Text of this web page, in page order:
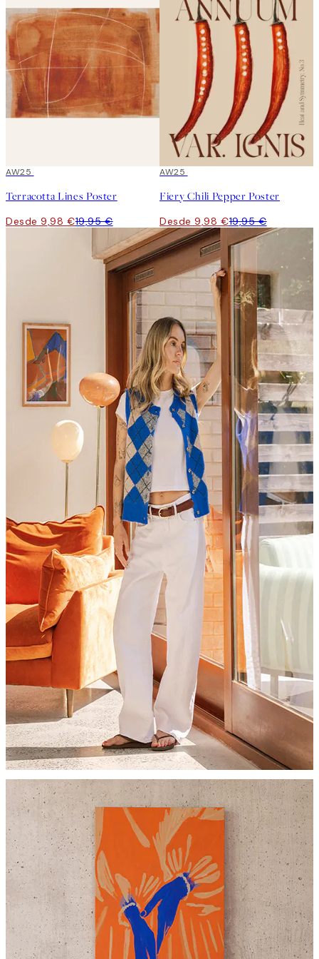
50%*
AW25
Terracotta Lines Poster
Desde 9,98 €19,95 €
50%*
AW25
Fiery Chili Pepper Poster
Desde 9,98 €19,95 €